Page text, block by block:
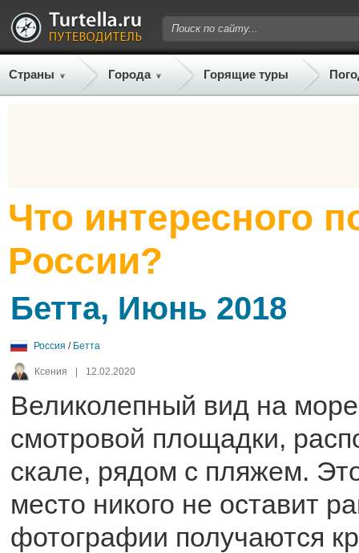
Страны Города Горящие туры
Что интересного
России?
Бетта, Июнь 2018
Россия / Бетта
Ксения 12.02.2020
Великолепный вид на
смотровой площадки,
скале, рядом с пляжем.
место никого не оставит
фотографии получаются